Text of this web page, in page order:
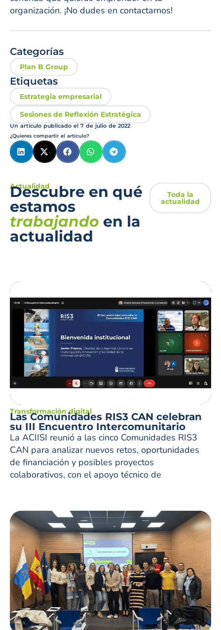
organización. ¡No dudes en contactarnos!
Categorías
Plan B Group
Etiquetas
Estrategia empresarial
Sesiones de Reflexión Estratégica
Un artículo publicado el7 de julio de 2022
¿Quieres compartir el artículo?
Actualidad
Descubre en qué
estamos
trabajando en la
actualidad
Toda la
actualidad
Transformación digital
Las Comunidades RIS3 CAN celebran
su III Encuentro Intercomunitario
La ACIISI reunió a las cinco Comunidades RIS3
CAN para analizar nuevos retos, oportunidades
de financiación y posibles proyectos
colaborativos, con el apoyo técnico de